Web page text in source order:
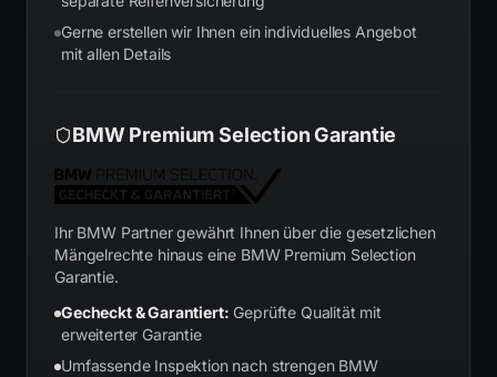
Gerne erstellen wir Ihnen ein individuelles Angebot
mit allen Details
BMW Premium Selection Garantie
Ihr BMW Partner gewährt Ihnen über die gesetzlichen
Mängelrechte hinaus eine BMW Premium Selection
Garantie.
Gecheckt & Garantiert: Geprüfte Qualität mit
erweiterter Garantie
Umfassende Inspektion nach strengen BMW